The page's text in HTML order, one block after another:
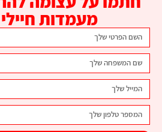
מעמדות